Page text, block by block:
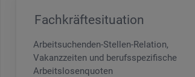
Fachkräftesituation
Arbeitsuchenden-Stellen-Relation,
Vakanzzeiten und berufsspezifische
Arbeitslosenquoten